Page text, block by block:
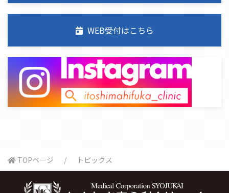
WEB受付はこちら
TOPページ トピックス